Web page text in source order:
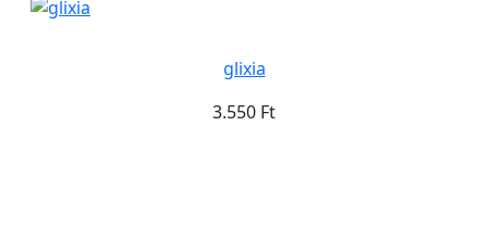
glixia
3.550 Ft